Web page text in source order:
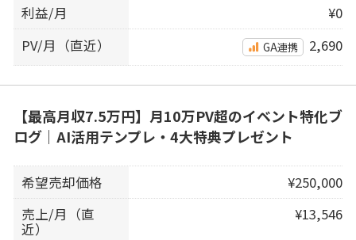
利益/月
¥0
PV/月（直近）
GA連携 2,690
【最高月収7.5万円】月10万PV超のイベント特化ブ
ログ｜AI活用テンプレ・4大特典プレゼント
希望売却価格
¥250,000
売上/月（直
近）
¥13,546